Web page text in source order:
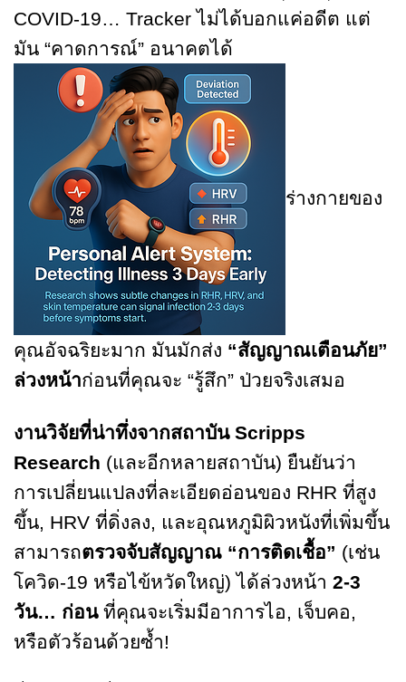
COVID-19… Tracker ไม่ได้บอกแค่อดีต แต่
มัน “คาดการณ์” อนาคตได้
ร่างกายของ
คุณอัจฉริยะมาก มันมักส่ง “สัญญาณเตือนภัย”
ล่วงหน้าก่อนที่คุณจะ “รู้สึก” ป่วยจริงเสมอ
งานวิจัยที่น่าทึ่งจากสถาบัน Scripps
Research (และอีกหลายสถาบัน) ยืนยันว่า
การเปลี่ยนแปลงที่ละเอียดอ่อนของ RHR ที่สูง
ขึ้น, HRV ที่ดิ่งลง, และอุณหภูมิผิวหนังที่เพิ่มขึ้น
สามารถตรวจจับสัญญาณ “การติดเชื้อ” (เช่น
โควิด-19 หรือไข้หวัดใหญ่) ได้ล่วงหน้า 2-3
วัน… ก่อนที่คุณจะเริ่มมีอาการไอ, เจ็บคอ,
หรือตัวร้อนด้วยซ้ำ!